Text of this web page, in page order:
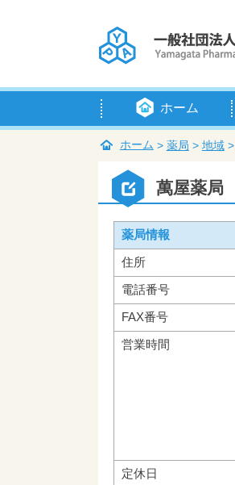
ホーム
ホーム > 薬局 > 地域>
萬屋薬局
薬局情報
住所
電話番号
FAX番号
営業時間
定休日